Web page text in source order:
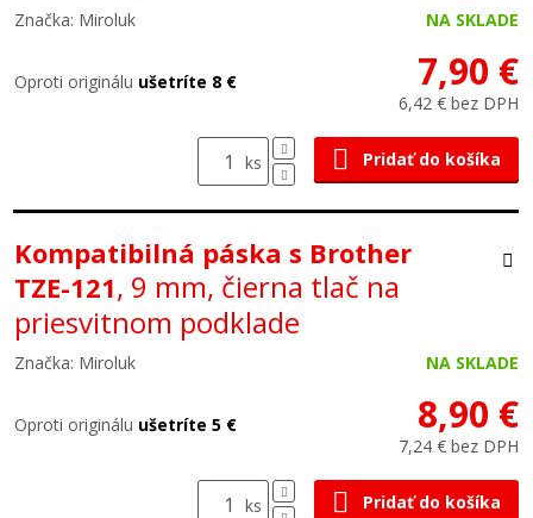
Značka: Miroluk NA SKLADE
Oproti originálu ušetríte 8 € 7,90 €
6,42 € bez DPH
ks Pridať do košíka
Kompatibilná páska s Brother
TZE-121, 9 mm, čierna tlač na
priesvitnom podklade
Značka: Miroluk NA SKLADE
Oproti originálu ušetríte 5 € 8,90 €
7,24 € bez DPH
ks Pridať do košíka